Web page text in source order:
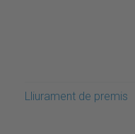
Lliurament de premis